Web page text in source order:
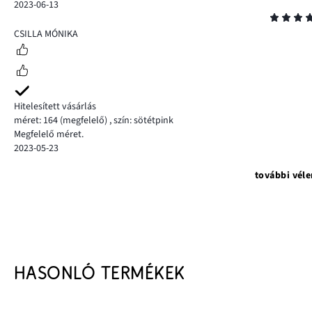
2023-06-13
5
CSILLA MÓNIKA
Hitelesített vásárlás
méret: 164 (megfelelő) ,szín: sötétpink
Megfelelő méret.
2023-05-23
további
HASONLÓ TERMÉKEK